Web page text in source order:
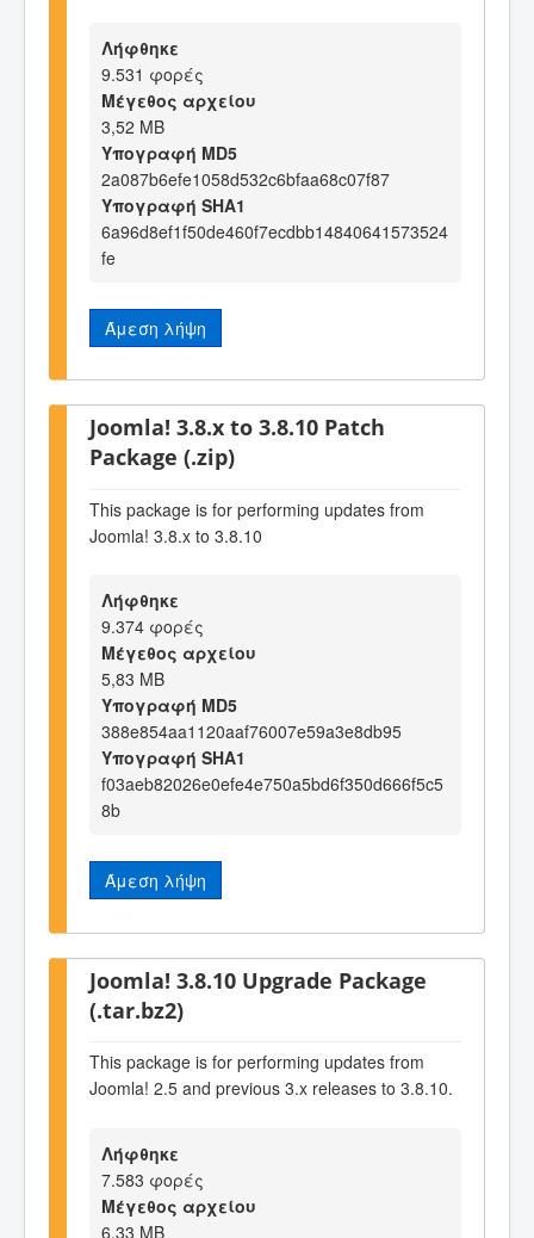
Λήφθηκε
9.531 φορές
Μέγεθος αρχείου
3,52 MB
Υπογραφή MD5
2a087b6efe1058d532c6bfaa68c07f87
Υπογραφή SHA1
6a96d8ef1f50de460f7ecdbb14840641573524
fe
Άμεση λήψη
Joomla! 3.8.x to 3.8.10 Patch
Package (.zip)
This package is for performing updates from
Joomla! 3.8.x to 3.8.10
Λήφθηκε
9.374 φορές
Μέγεθος αρχείου
5,83 MB
Υπογραφή MD5
388e854aa1120aaf76007e59a3e8db95
Υπογραφή SHA1
f03aeb82026e0efe4e750a5bd6f350d666f5c5
8b
Άμεση λήψη
Joomla! 3.8.10 Upgrade Package
(.tar.bz2)
This package is for performing updates from
Joomla! 2.5 and previous 3.x releases to 3.8.10.
Λήφθηκε
7.583 φορές
Μέγεθος αρχείου
6,33 MB